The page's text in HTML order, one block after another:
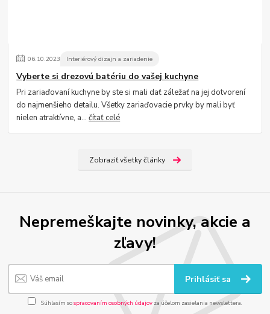
06.10.2023 Interiérový dizajn a zariadenie
Vyberte si drezovú batériu do vašej kuchyne
Pri zariaďovaní kuchyne by ste si mali dať záležať na jej dotvorení
do najmenšieho detailu. Všetky zariaďovacie prvky by mali byť
nielen atraktívne, a...čítať celé
Zobraziť všetky články
Nepremeškajte novinky, akcie a
zľavy!
Prihlásiť sa
Súhlasím sospracovaním osobných údajov za účelom zasielania newslettera.